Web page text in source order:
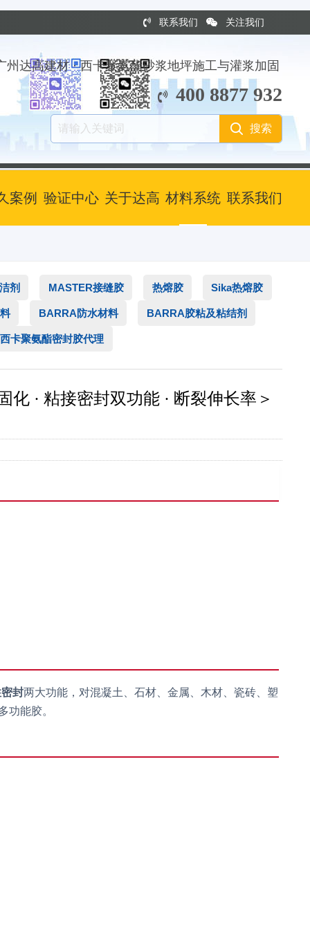
联系我们 关注我们
州达高建材 · 西卡聚氨酯砂浆地坪施工与灌浆加固
400 8877 932
案例 验证中心 关于达高 材料系统 联系我们
剂 MASTER接缝胶 热熔胶 Sika热熔胶
BARRA防水材料 BARRA胶粘及粘结剂
西卡聚氨酯密封胶代理
· 粘接密封双功能 · 断裂伸长率＞
封两大功能，对混凝土、石材、金属、木材、瓷砖、塑
功能胶。